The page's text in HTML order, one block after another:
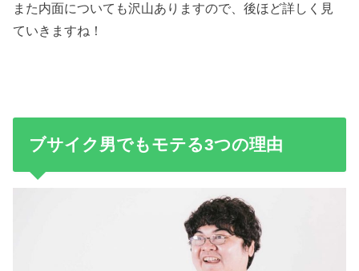
また内面についても沢山ありますので、後ほど詳しく見
ていきますね！
ブサイク男でもモテる3つの理由